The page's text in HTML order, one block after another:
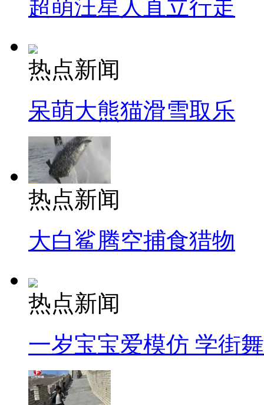
超萌汪星人直立行走
热点新闻
呆萌大熊猫滑雪取乐
热点新闻
大白鲨腾空捕食猎物
热点新闻
一岁宝宝爱模仿 学街